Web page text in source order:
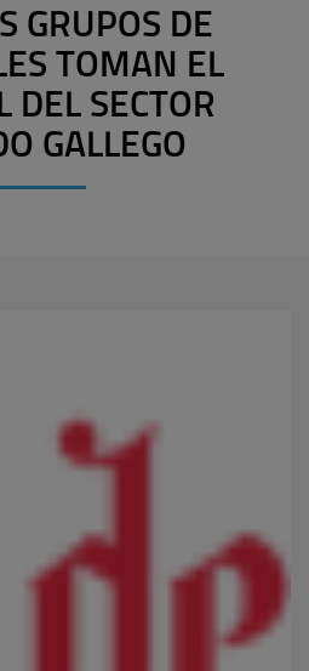
GRUPOS DE
TOMAN EL
DEL SECTOR
GALLEGO